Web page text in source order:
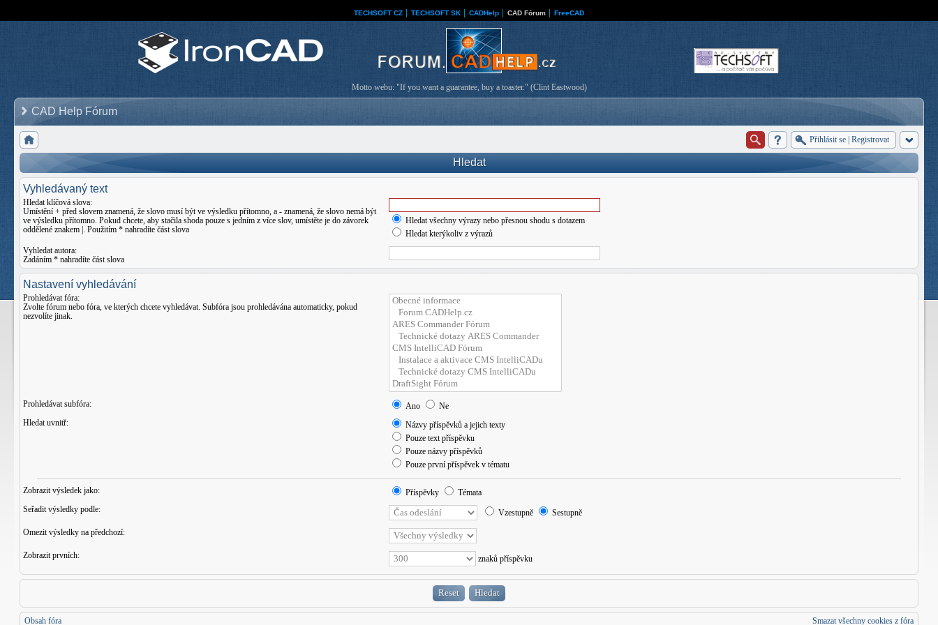
TECHSOFT CZ TECHSOFT SK CADHelp CAD Fórum FreeCAD
Motto webu: "If you want a guarantee, buy a toaster." (Clint Eastwood)
CAD Help Fórum
Přihlásit se Registrovat
Hledat
Vyhledávaný text
Hledat klíčová slova:
Umístění + před slovem znamená, že slovo musí být ve výsledku přítomno, a - znamená, že slovo nemá být
ve výsledku přítomno. Pokud chcete, aby stačila shoda pouze s jedním z více slov, umístěte je do závorek
oddělené znakem . Použitím * nahradíte část slova
Hledat všechny výrazy nebo přesnou shodu s dotazem
Hledat kterýkoliv z výrazů
Vyhledat autora:
Zadáním * nahradíte část slova
Nastavení vyhledávání
Prohledávat fóra:
Zvolte fórum nebo fóra, ve kterých chcete vyhledávat. Subfóra jsou prohledávána automaticky, pokud
nezvolíte jinak.
Prohledávat subfóra: Ano
Ne
Hledat uvnitř:
Názvy příspěvků a jejich texty
Pouze text příspěvku
Pouze názvy příspěvků
Pouze první příspěvek v tématu
Zobrazit výsledek jako: Příspěvky
Témata
Seřadit výsledky podle:
Vzestupně
Sestupně
Omezit výsledky na předchozí:
Zobrazit prvních: znaků příspěvku
Obsah fóra Smazat všechny cookies z fóra